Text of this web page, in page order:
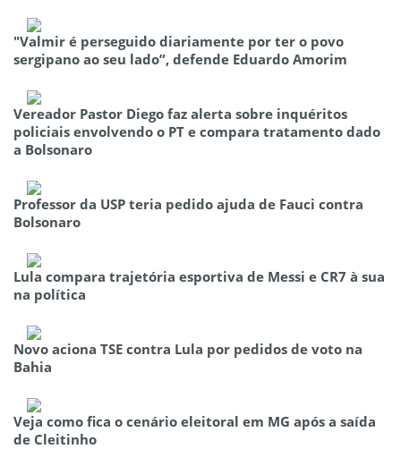
"Valmir é perseguido diariamente por ter o povo
sergipano ao seu lado”, defende Eduardo Amorim
Vereador Pastor Diego faz alerta sobre inquéritos
policiais envolvendo o PT e compara tratamento dado
a Bolsonaro
Professor da USP teria pedido ajuda de Fauci contra
Bolsonaro
Lula compara trajetória esportiva de Messi e CR7 à sua
na política
Novo aciona TSE contra Lula por pedidos de voto na
Bahia
Veja como fica o cenário eleitoral em MG após a saída
de Cleitinho